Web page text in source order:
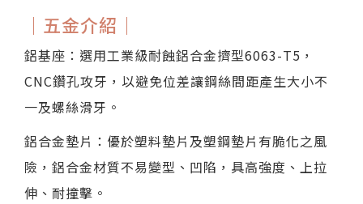
｜五金介紹｜
鋁基座：選用工業級耐蝕鋁合金擠型6063-T5，
CNC鑽孔攻牙，以避免位差讓鋼絲間距產生大小不
一及螺絲滑牙。
鋁合金墊片：優於塑料墊片及塑鋼墊片有脆化之風
險，鋁合金材質不易變型、凹陷，具高強度、上拉
伸、耐撞擊。